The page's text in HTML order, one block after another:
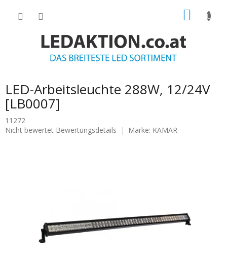
LED-Arbeitsleuchte 288W, 12/24V
[LB0007]
11272
Die
Nicht bewertet Bewertungsdetails Marke: KAMAR